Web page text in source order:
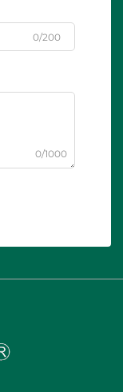
0/200
0/1000